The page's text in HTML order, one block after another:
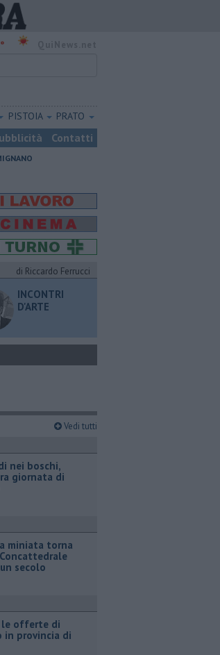
PISTOIA PRATO
Contatti
di Riccardo Ferrucci
INCONTRI
D'ARTE
Vedi tutti
nei boschi,
giornata di
miniata torna
secolo
offerte di
in provincia di